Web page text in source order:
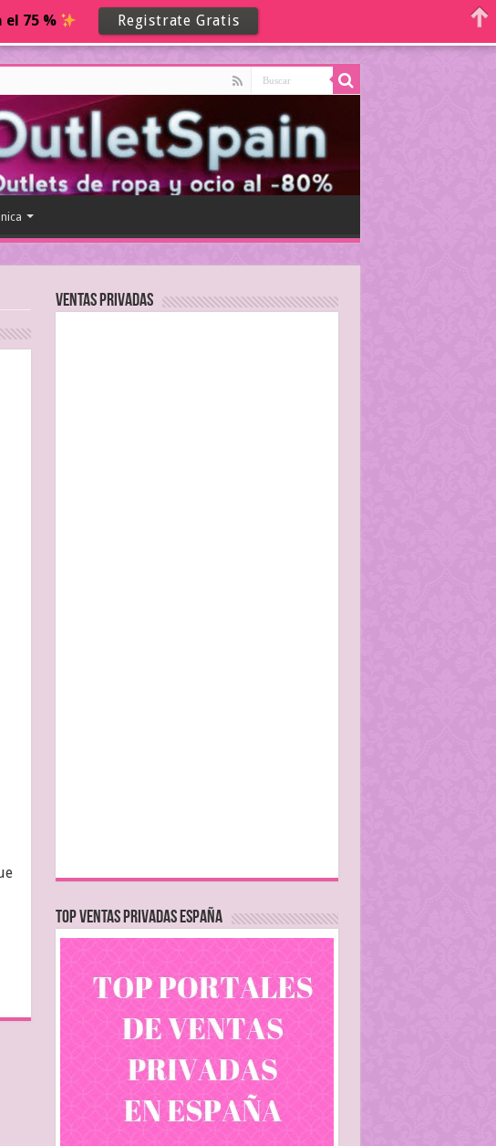
Ventas Privadas
TOP VENTAS PRIVADAS ESPAÑA
75 % Registrate Gratis